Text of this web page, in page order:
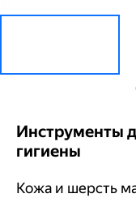
Инструменты
гигиены
Кожа и шерсть